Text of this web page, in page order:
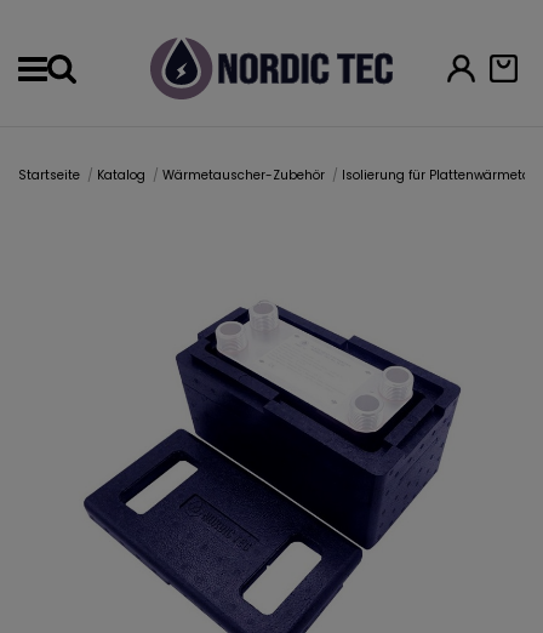
Startseite Katalog Wärmetauscher-Zubehör Isolierung für